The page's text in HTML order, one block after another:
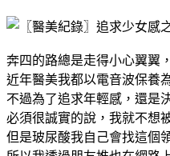
奔四的路總是走得小心翼翼
近年醫美我都以電音波保養
不過為了追求年輕感，還是
必須很誠實的說，我就不想
但是玻尿酸我自己會找這個